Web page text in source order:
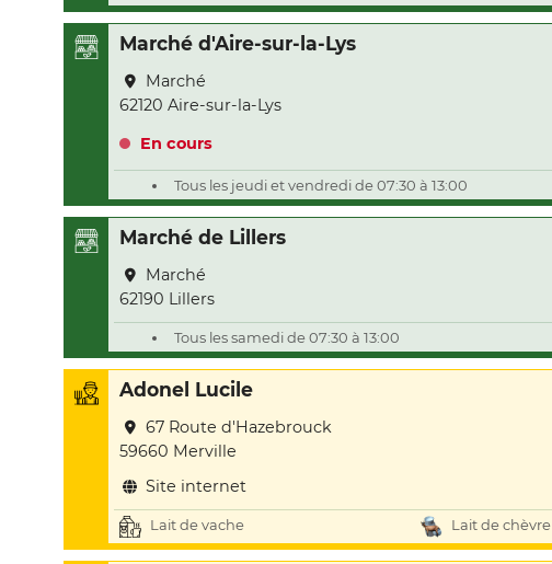
Marché d'Aire-sur-la-Lys
Marché
62120 Aire-sur-la-Lys
En cours
Tous les jeudi et vendredi de 07:30 à 13:00
Marché de Lillers
Marché
62190 Lillers
Tous les samedi de 07:30 à 13:00
Adonel Lucile
67 Route d'Hazebrouck
59660 Merville
Site internet
Lait de vache Lait de chèvre